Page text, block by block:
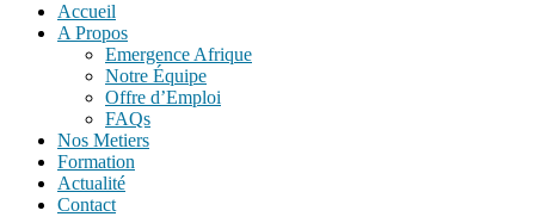
Accueil
A Propos
Emergence Afrique
Notre Équipe
Offre d’Emploi
FAQs
Nos Metiers
Formation
Actualité
Contact